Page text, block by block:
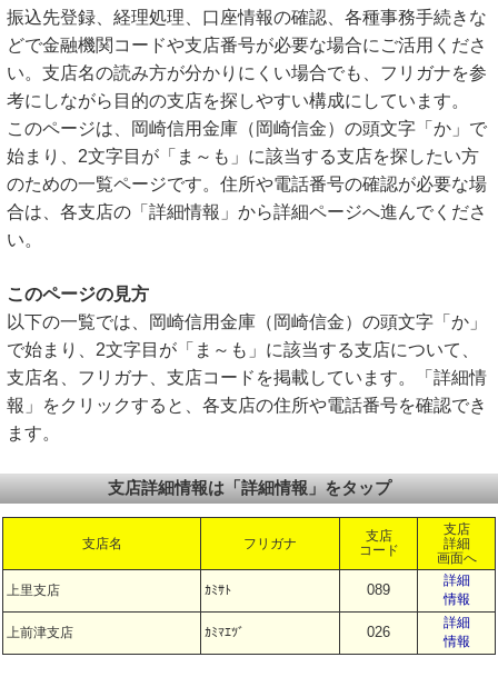
振込先登録、経理処理、口座情報の確認、各種事務手続きな
どで金融機関コードや支店番号が必要な場合にご活用くださ
い。支店名の読み方が分かりにくい場合でも、フリガナを参
考にしながら目的の支店を探しやすい構成にしています。
このページは、岡崎信用金庫（岡崎信金）の頭文字「か」で
始まり、2文字目が「ま～も」に該当する支店を探したい方
のための一覧ページです。住所や電話番号の確認が必要な場
合は、各支店の「詳細情報」から詳細ページへ進んでくださ
い。
このページの見方
以下の一覧では、岡崎信用金庫（岡崎信金）の頭文字「か」
で始まり、2文字目が「ま～も」に該当する支店について、
支店名、フリガナ、支店コードを掲載しています。「詳細情
報」をクリックすると、各支店の住所や電話番号を確認でき
ます。
支店詳細情報は「詳細情報」をタップ
支店名 フリガナ
支店
コード
支店
詳細
画面へ
上里支店 ｶﾐｻﾄ 089
詳細
情報
上前津支店 ｶﾐﾏｴﾂﾞ 026
詳細
情報